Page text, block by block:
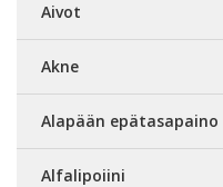
Aivot
Akne
Alapään epätasapaino
Alfalipoiini